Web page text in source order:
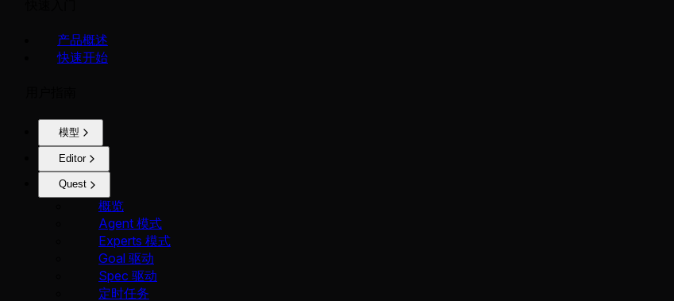
产品概述
快速开始
模型
Editor
Quest
概览
Agent 模式
Experts 模式
Goal 驱动
Spec 驱动
定时任务